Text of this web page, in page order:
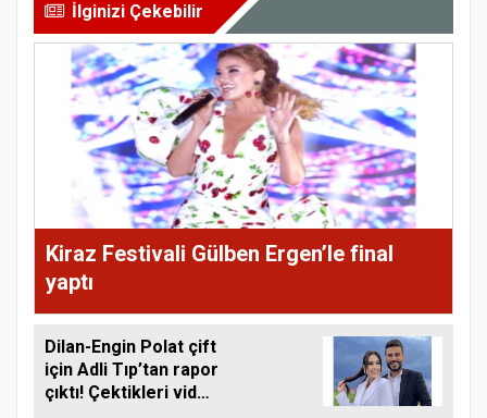
İlginizi Çekebilir
Kiraz Festivali Gülben Ergen’le final
yaptı
Dilan-Engin Polat çift
için Adli Tıp’tan rapor
çıktı! Çektikleri video